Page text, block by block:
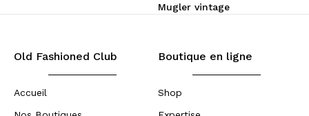
Mugler vintage
Old Fashioned Club
Accueil
Boutique en ligne
Shop